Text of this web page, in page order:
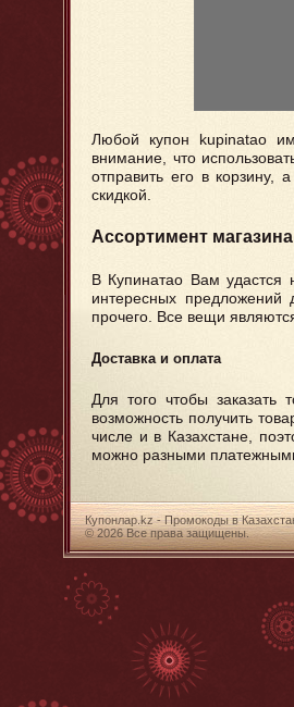
Любой купон kupinatao
внимание, что
отправить его в корзину,
скидкой.
Ассортимент магазина
В Купинатао Вам удастся
интересных предложений
прочего. Все вещи
Доставка и оплата
Для того чтобы заказать
возможность получить
числе и в Казахстане,
можно разными
Купонлар.kz - Промокоды в
© 2026 Все права защищены.